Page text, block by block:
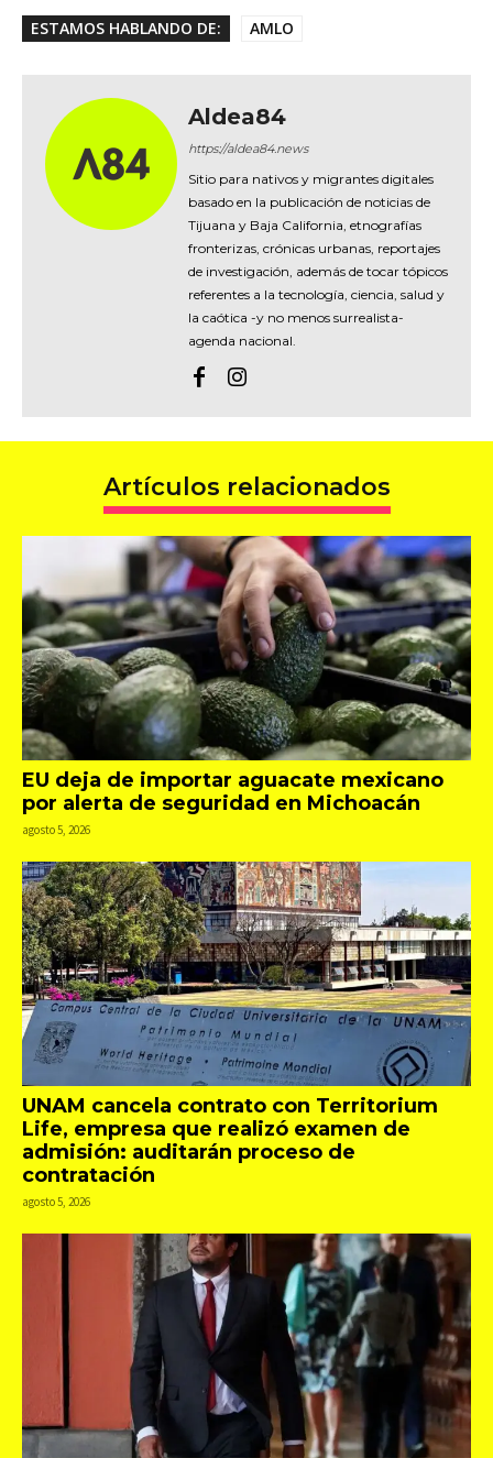
ESTAMOS HABLANDO DE: AMLO
Aldea84
https://aldea84.news
Sitio para nativos y migrantes digitales
basado en la publicación de noticias de
Tijuana y Baja California, etnografías
fronterizas, crónicas urbanas, reportajes
de investigación, además de tocar tópicos
referentes a la tecnología, ciencia, salud y
la caótica -y no menos surrealista-
agenda nacional.
Artículos relacionados
EU deja de importar aguacate mexicano
por alerta de seguridad en Michoacán
agosto 5, 2026
UNAM cancela contrato con Territorium
Life, empresa que realizó examen de
admisión: auditarán proceso de
contratación
agosto 5, 2026